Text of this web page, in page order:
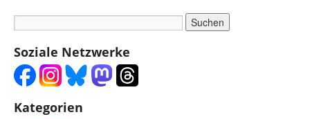
Soziale Netzwerke
Kategorien